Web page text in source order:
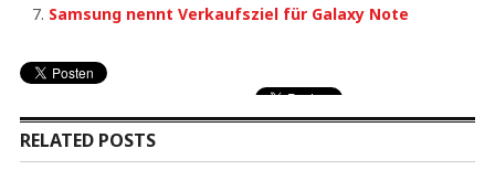
Samsung nennt Verkaufsziel für Galaxy Note
RELATED POSTS